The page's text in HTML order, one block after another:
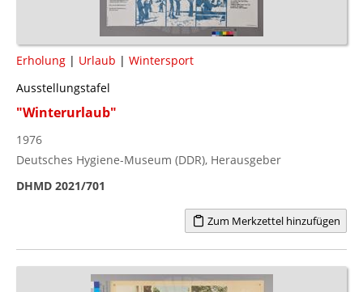
Erholung | Urlaub | Wintersport
Ausstellungstafel
"Winterurlaub"
1976
Deutsches Hygiene-Museum (DDR), Herausgeber
DHMD 2021/701
Zum Merkzettel hinzufügen